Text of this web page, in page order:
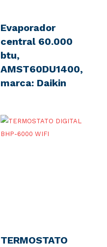
Evaporador
central 60.000
btu,
AMST60DU1400,
marca: Daikin
TERMOSTATO